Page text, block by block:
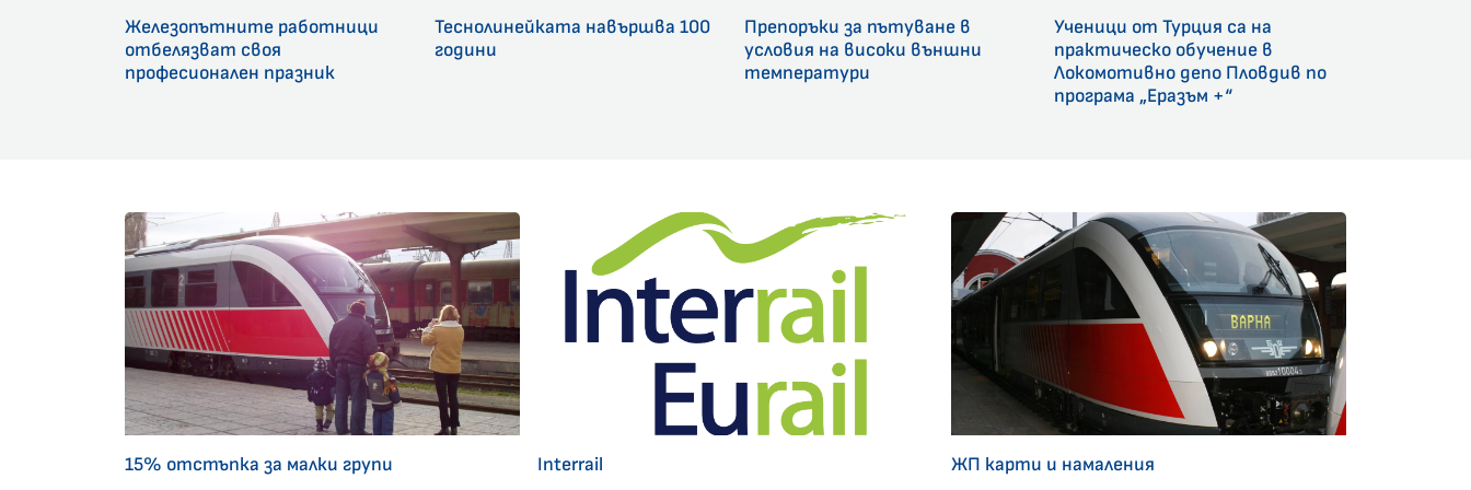
Железопътните работници
отбелязват своя
професионален празник
Теснолинейката навършва 100
години
Препоръки за пътуване в
условия на високи външни
температури
Ученици от Турция са на
практическо обучение в
Локомотивно депо Пловдив по
програма „Еразъм +“
15% отстъпка за малки групи Interrail ЖП карти и намаления